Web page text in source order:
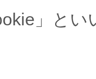
」と